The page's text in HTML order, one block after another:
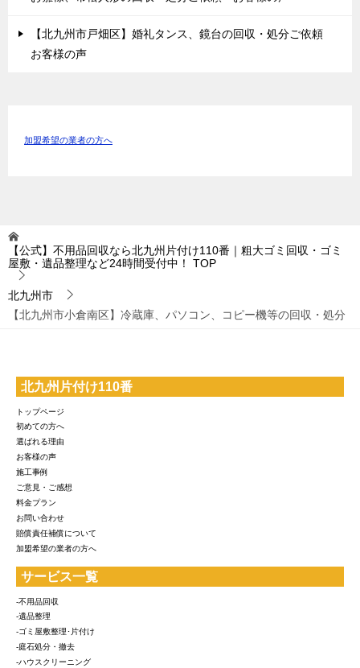
【北九州市戸畑区】婚礼タンス、鏡台の回収・処分ご依頼
お客様の声
加盟希望の業者の方へ
【公式】不用品回収なら北九州片付け110番｜粗大ゴミ回収・ゴミ
屋敷・遺品整理など24時間受付中！
TOP
北九州市
【北九州市小倉南区】冷蔵庫、パソコン、コピー機等の回収・処分
北九州片付け110番
トップページ
初めての方へ
選ばれる理由
お客様の声
施工事例
ご意見・ご感想
料金プラン
お問い合わせ
賠償責任補償について
加盟希望の業者の方へ
サービス一覧
-不用品回収
-遺品整理
-ゴミ屋敷整理･片付け
-庭石処分・撤去
-ハウスクリーニング